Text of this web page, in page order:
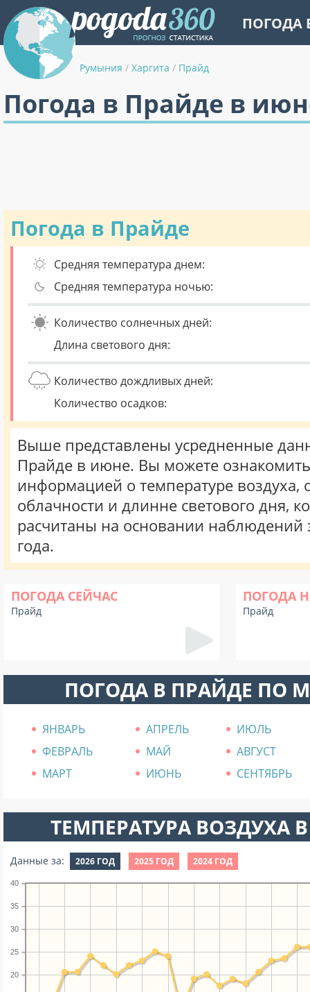
ПОГОДА
Румыния / Харгита / Прайд
Погода в Прайде в
Погода в Прайде
Средняя температура днем:
Средняя температура ночью:
Количество солнечных дней:
Длина светового дня:
Количество дождливых дней:
Количество осадков:
Выше представлены усредненные
Прайде в июне. Вы можете
информацией о температуре воздуха,
облачности и длинне светового дня,
расчитаны на основании наблюдений
года.
ПОГОДА СЕЙЧАС
Прайд
ПОГОДА
Прайд
ПОГОДА В ПРАЙДЕ ПО
ЯНВАРЬ АПРЕЛЬ
ИЮЛЬ
ФЕВРАЛЬ
МАЙ
АВГУСТ
МАРТ
ИЮНЬ СЕНТЯБРЬ
ТЕМПЕРАТУРА ВОЗДУХА
Данные за: 2026 ГОД 2025 ГОД 2024 ГОД
20
25
30
35
40